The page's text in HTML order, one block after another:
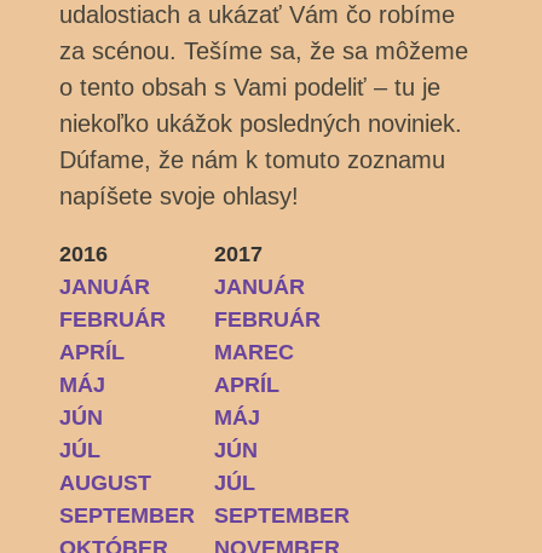
udalostiach a ukázať Vám čo robíme
za scénou. Tešíme sa, že sa môžeme
o tento obsah s Vami podeliť – tu je
niekoľko ukážok posledných noviniek.
Dúfame, že nám k tomuto zoznamu
napíšete svoje ohlasy!
2016
JANUÁR
FEBRUÁR
APRÍL
MÁJ
JÚN
JÚL
AUGUST
SEPTEMBER
2017
JANUÁR
FEBRUÁR
MAREC
APRÍL
MÁJ
JÚN
JÚL
SEPTEMBER